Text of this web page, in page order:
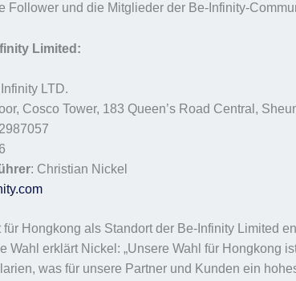
Follower und die Mitglieder der Be-Infinity-
Limited:
LTD.
Cosco Tower, 183 Queen’s Road Central,
: Christian Nickel
Hongkong als Standort der Be-Infinity Limited
Wahl erklärt Nickel: „Unsere Wahl für Hongkong
was für unsere Partner und Kunden ein